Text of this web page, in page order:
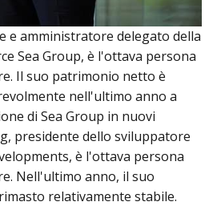
e amministratore delegato della
Sea Group, è l'ottava persona
Il suo patrimonio netto è
nell'ultimo anno a
di Sea Group in nuovi
presidente dello sviluppatore
è l'ottava persona
Nell'ultimo anno, il suo
relativamente stabile.